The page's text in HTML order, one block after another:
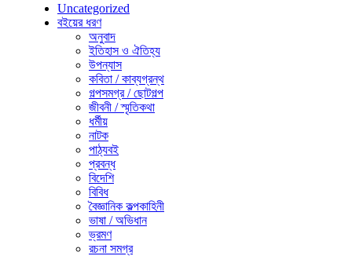
Uncategorized
বইয়ের ধরণ
অনুবাদ
ইতিহাস ও ঐতিহ্য
উপন্যাস
কবিতা / কাব্যগ্রন্থ
গল্পসমগ্র / ছোটগল্প
জীবনী / স্মৃতিকথা
ধর্মীয়
নাটক
পাঠ্যবই
প্রবন্ধ
বিদেশি
বিবিধ
বৈজ্ঞানিক কল্পকাহিনী
ভাষা / অভিধান
ভ্রমণ
রচনা সমগ্র